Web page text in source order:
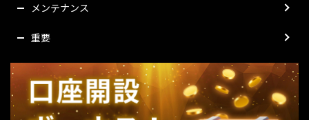
メンテナンス
重要